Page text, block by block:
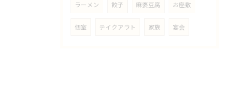
ラーメン 餃子 麻婆豆腐 お座敷
個室 テイクアウト 家族 宴会